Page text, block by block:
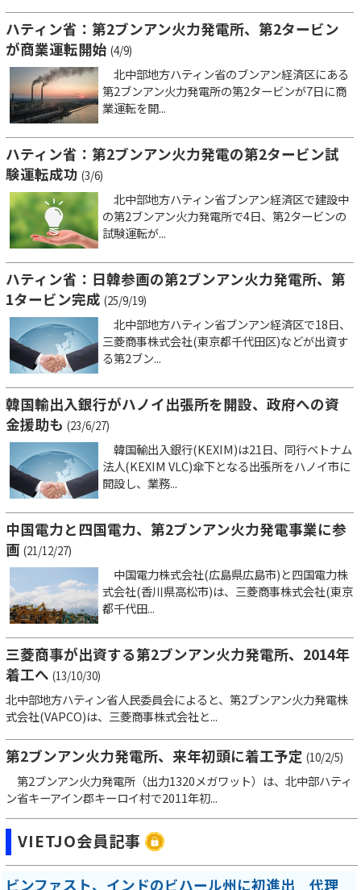
ハティン省：第2ブンアン火力発電所、第2タービン
が商業運転開始 (4/9)
北中部地方ハティン省のブンアン経済区にある
第2ブンアン火力発電所の第2タービンが7日に商
業運転を開...
ハティン省：第2ブンアン火力発電の第2タービン試
験運転成功 (3/6)
北中部地方ハティン省ブンアン経済区で建設中
の第2ブンアン火力発電所で4日、第2タービンの
試験運転が...
ハティン省：日韓参画の第2ブンアン火力発電所、第
1タービン完成 (25/9/19)
北中部地方ハティン省ブンアン経済区で18日、
三菱商事株式会社(東京都千代田区)などが出資す
る第2ブン...
韓国輸出入銀行がハノイ出張所を開設、政府への資
金援助も (23/6/27)
韓国輸出入銀行(KEXIM)は21日、同行ベトナム
法人(KEXIM VLC)傘下となる出張所をハノイ市に
開設し、業務...
中国電力と四国電力、第2ブンアン火力発電事業に参
画 (21/12/27)
中国電力株式会社(広島県広島市)と四国電力株
式会社(香川県高松市)は、三菱商事株式会社(東京
都千代田...
三菱商事が出資する第2ブンアン火力発電所、2014年
着工へ (13/10/30)
北中部地方ハティン省人民委員会によると、第2ブンアン火力発電株
式会社(VAPCO)は、三菱商事株式会社と...
第2ブンアン火力発電所、来年初頭に着工予定 (10/2/5)
第2ブンアン火力発電所（出力1320メガワット）は、北中部ハティ
ン省キーアイン郡キーロイ村で2011年初...
VIETJO会員記事
ビンファスト、インドのビハール州に初進出 代理